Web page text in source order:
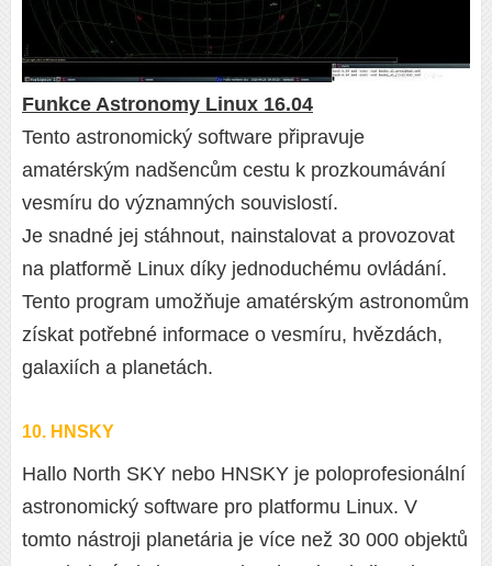
Funkce Astronomy Linux 16.04
Tento astronomický software připravuje
amatérským nadšencům cestu k prozkoumávání
vesmíru do významných souvislostí.
Je snadné jej stáhnout, nainstalovat a provozovat
na platformě Linux díky jednoduchému ovládání.
Tento program umožňuje amatérským astronomům
získat potřebné informace o vesmíru, hvězdách,
galaxiích a planetách.
10. HNSKY
Hallo North SKY nebo HNSKY je poloprofesionální
astronomický software pro platformu Linux. V
tomto nástroji planetária je více než 30 000 objektů